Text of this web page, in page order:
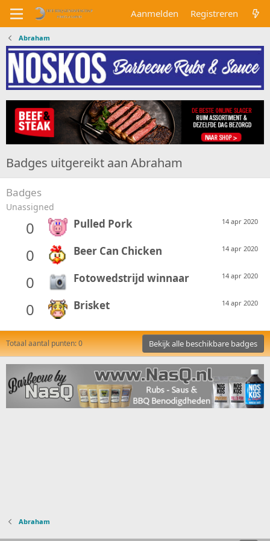
Aanmelden Registreren
Abraham
Badges uitgereikt aan Abraham
Badges
Unassigned
0 14 apr 2020
Pulled Pork
0 14 apr 2020
Beer Can Chicken
0 14 apr 2020
Fotowedstrijd winnaar
0 14 apr 2020
Brisket
Totaal aantal punten: 0 Bekijk alle beschikbare badges
Abraham